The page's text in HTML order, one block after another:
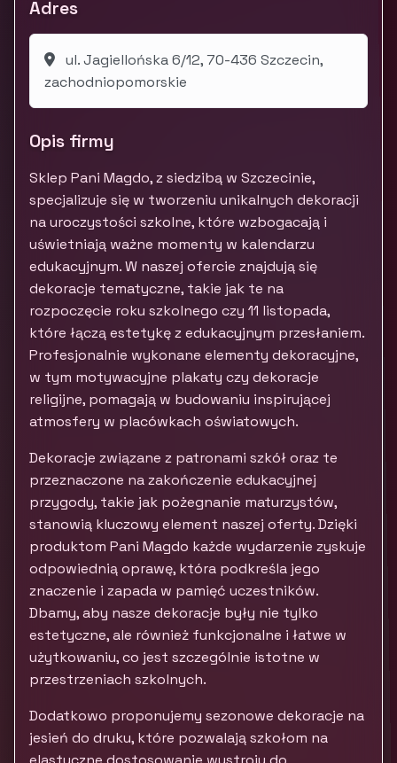
Adres
ul. Jagiellońska 6/12, 70-436 Szczecin,
zachodniopomorskie
Opis firmy
Sklep Pani Magdo, z siedzibą w Szczecinie,
specjalizuje się w tworzeniu unikalnych dekoracji
na uroczystości szkolne, które wzbogacają i
uświetniają ważne momenty w kalendarzu
edukacyjnym. W naszej ofercie znajdują się
dekoracje tematyczne, takie jak te na
rozpoczęcie roku szkolnego czy 11 listopada,
które łączą estetykę z edukacyjnym przesłaniem.
Profesjonalnie wykonane elementy dekoracyjne,
w tym motywacyjne plakaty czy dekoracje
religijne, pomagają w budowaniu inspirującej
atmosfery w placówkach oświatowych.
Dekoracje związane z patronami szkół oraz te
przeznaczone na zakończenie edukacyjnej
przygody, takie jak pożegnanie maturzystów,
stanowią kluczowy element naszej oferty. Dzięki
produktom Pani Magdo każde wydarzenie zyskuje
odpowiednią oprawę, która podkreśla jego
znaczenie i zapada w pamięć uczestników.
Dbamy, aby nasze dekoracje były nie tylko
estetyczne, ale również funkcjonalne i łatwe w
użytkowaniu, co jest szczególnie istotne w
przestrzeniach szkolnych.
Dodatkowo proponujemy sezonowe dekoracje na
jesień do druku, które pozwalają szkołom na